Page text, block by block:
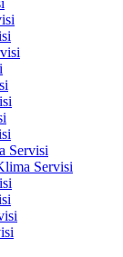
Servisi
Servisi